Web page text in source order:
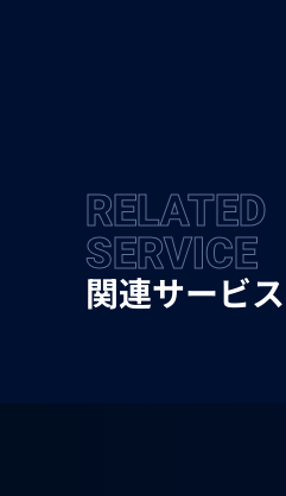
RELATED
SERVICE
関連サービス